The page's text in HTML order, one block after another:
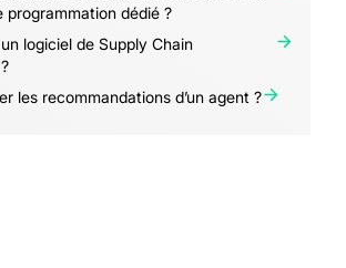
programmation dédié ?
logiciel de Supply Chain
les recommandations d’un agent ?